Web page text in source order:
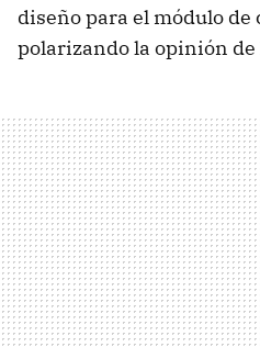
diseño para el módulo de
polarizando la opinión de